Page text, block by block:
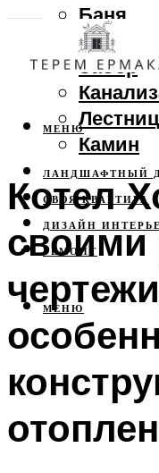
Баня
Веранда
Забор
Камин
ЛАНДШАФТНЫЙ
СВОЯ КВАРТИРА
ДИЗАЙН
РЕМОНТ
МЕНЮ
МЕНЮ
Котел
своими